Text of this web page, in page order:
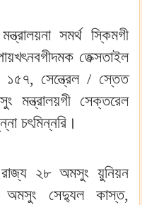
সমর্থ স্কিমগী
তেক্সতাইল
১৫৭, সেন্ত্রেল / স্তেত
মন্ত্রালয়গী সেক্তরেল
চৎমিন্নরি।
২৮ অমসুং য়ুনিয়ন
অমসুং সেদ্যুল কাস্ত,